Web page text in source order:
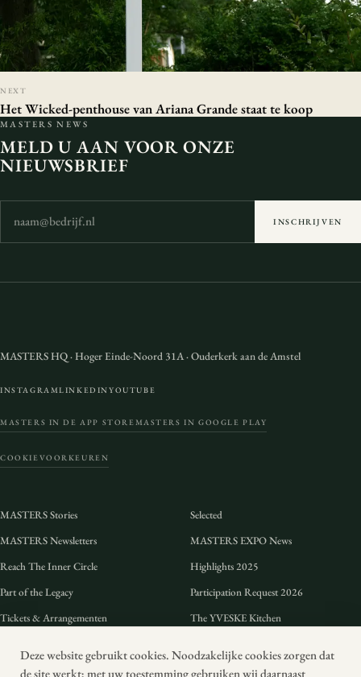
NEXT
Het Wicked-penthouse van Ariana Grande staat te koop
MASTERS NEWS
MELD U AAN VOOR ONZE
NIEUWSBRIEF
INSCHRIJVEN
MASTERS HQ·Hoger Einde-Noord 31A·Ouderkerk aan de Amstel
INSTAGRAMLINKEDINYOUTUBE
MASTERS IN DE APP STOREMASTERS IN GOOGLE PLAY
COOKIEVOORKEUREN
MASTERS Stories
Selected
MASTERS Newsletters
MASTERS EXPO News
Reach The Inner Circle
Highlights 2025
Part of the Legacy
Participation Request 2026
Tickets & Arrangementen
The YVESKE Kitchen
Duurzaamheid
Voorwaarden
Deze website gebruikt cookies. Noodzakelijke cookies zorgen dat
de site werkt; met uw toestemming gebruiken wij daarnaast